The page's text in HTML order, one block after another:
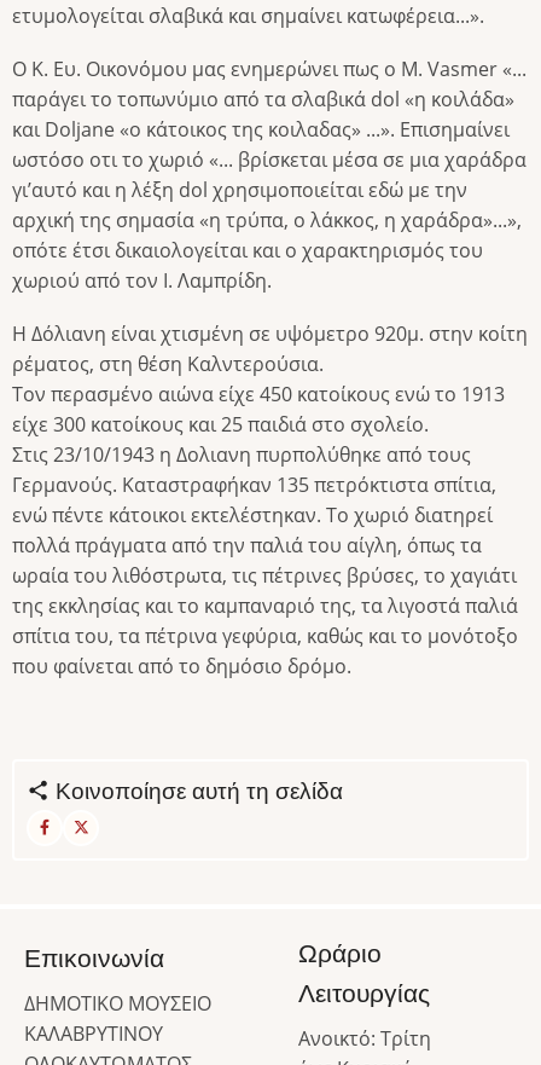
ετυμολογείται σλαβικά και σημαίνει κατωφέρεια...».
Ο Κ. Ευ. Οικονόμου μας ενημερώνει πως ο M. Vasmer «...
παράγει το τοπωνύμιο από τα σλαβικά dol «η κοιλάδα»
και Doljane «ο κάτοικος της κοιλαδας» ...». Επισημαίνει
ωστόσο οτι το χωριό «... βρίσκεται μέσα σε μια χαράδρα
γι’αυτό και η λέξη dol χρησιμοποιείται εδώ με την
αρχική της σημασία «η τρύπα, ο λάκκος, η χαράδρα»...»,
οπότε έτσι δικαιολογείται και ο χαρακτηρισμός του
χωριού από τον Ι. Λαμπρίδη.
Η Δόλιανη είναι χτισμένη σε υψόμετρο 920μ. στην κοίτη
ρέματος, στη θέση Καλντερούσια.
Τον περασμένο αιώνα είχε 450 κατοίκους ενώ το 1913
είχε 300 κατοίκους και 25 παιδιά στο σχολείο.
Στις 23/10/1943 η Δολιανη πυρπολύθηκε από τους
Γερμανούς. Καταστραφήκαν 135 πετρόκτιστα σπίτια,
ενώ πέντε κάτοικοι εκτελέστηκαν. Το χωριό διατηρεί
πολλά πράγματα από την παλιά του αίγλη, όπως τα
ωραία του λιθόστρωτα, τις πέτρινες βρύσες, το χαγιάτι
της εκκλησίας και το καμπαναριό της, τα λιγοστά παλιά
σπίτια του, τα πέτρινα γεφύρια, καθώς και το μονότοξο
που φαίνεται από το δημόσιο δρόμο.
Κοινοποίησε αυτή τη σελίδα
Επικοινωνία
ΔΗΜΟΤΙΚΟ ΜΟΥΣΕΙΟ
ΚΑΛΑΒΡΥΤΙΝΟΥ
Ωράριο
Λειτουργίας
Ανοικτό: Τρίτη